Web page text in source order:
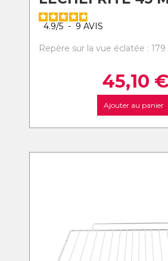
4.9/5 - 9 AVIS
Repère sur la vue éclatée : 179
45,10 €
Ajouter au panier